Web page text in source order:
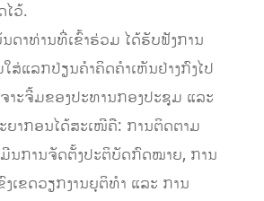
ໄວ້.
ດາທ່ານທີ່ເຂົ້າຮ່ວມ ໄດ້ຮັບຟັງການ
ສ່ແລກປ່ຽນຄຳຄິດຄຳເຫັນຢ່າງກົງໄປ
າະຈີ້ມຂອງປະທານກອງປະຊຸມ ແລະ
າກອນໄດ້ສະເໜີຄື: ການຕິດຕາມ
ນການຈັດຕັ້ງປະຕິບັດກົດໝາຍ, ການ
ເຂດວຽກງານຍຸຕິທຳ ແລະ ການ